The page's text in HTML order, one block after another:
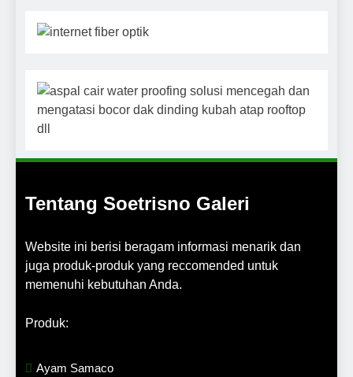
Tentang Soetrisno Galeri
Website ini berisi beragam informasi menarik dan
juga produk-produk yang reccomended untuk
memenuhi kebutuhan Anda.
Produk:
Ayam Samaco